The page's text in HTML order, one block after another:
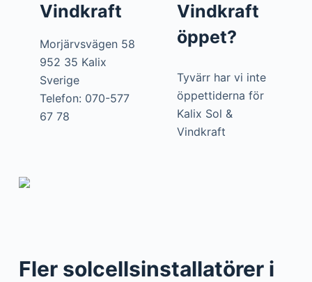
Vindkraft
Morjärvsvägen 58
952 35 Kalix
Sverige
Telefon: 070-577
67 78
Vindkraft
öppet?
Tyvärr har vi inte
öppettiderna för
Kalix Sol &
Vindkraft
Fler solcellsinstallatörer i